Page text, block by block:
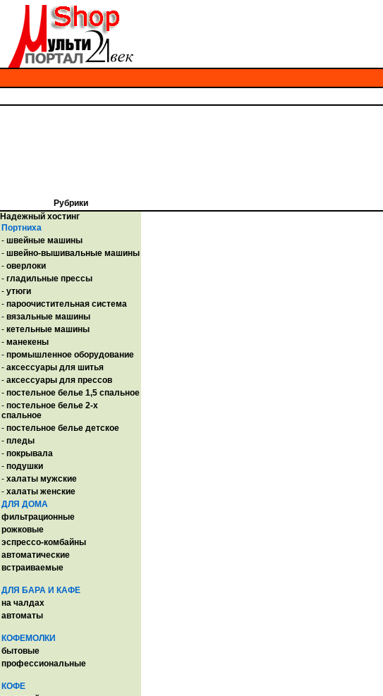
Рубрики
Надежный хостинг
Портниха
- швейные машины
- швейно-вышивальные машины
- оверлоки
- гладильные прессы
- утюги
- пароочистительная система
- вязальные машины
- кетельные машины
- манекены
- промышленное оборудование
- аксессуары для шитья
- аксессуары для прессов
- постельное белье 1,5 спальное
- постельное белье 2-х
спальное
- постельное белье детское
- пледы
- покрывала
- подушки
- халаты мужские
- халаты женские
ДЛЯ ДОМА
фильтрационные
рожковые
эспрессо-комбайны
автоматические
встраиваемые
ДЛЯ БАРА И КАФЕ
на чалдах
автоматы
КОФЕМОЛКИ
бытовые
профессиональные
КОФЕ